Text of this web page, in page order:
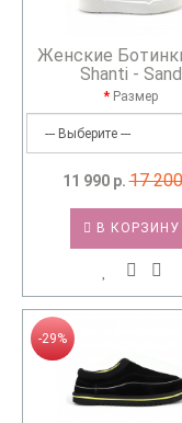
Женские
Shanti - Sand
Размер
11 990 р. 17
В КОРЗИНУ
-29%